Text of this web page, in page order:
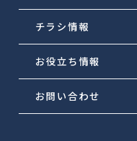
チラシ情報
お役立ち情報
お問い合わせ